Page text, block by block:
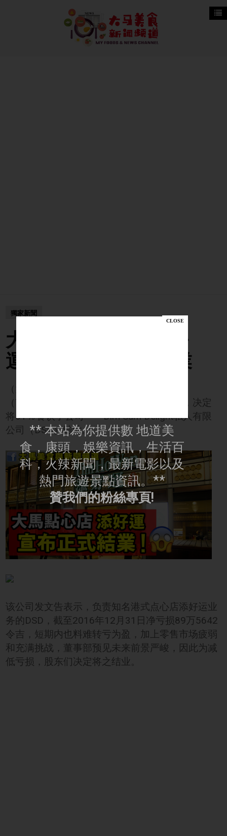
獨家新聞
大馬港式點心店「添好
運」虧損 股東決定結業
（大馬美食與新聞頻道3日訊）德健
（TEXCHEM,8702,主板贸服组）不堪亏损，决定
将51％餐饮子公司－－Dim Sum Delight私人有限
公司（DSD）结业。
该公司发文告表示，负责知名港式点心店添好运业
务的DSD，截至2016年12月31日净亏损89万5642
令吉，短期内也料难转亏为盈，加上零售市场疲弱
和充满挑战，董事部预见未来前景严峻，因此为减
低亏损，股东们决定将之结业。
** 本站為你提供數 地道美
食，康頭，娛樂資訊，生活百
科，火辣新聞，最新電影以及
熱門旅遊景點資訊。**
贊我們的粉絲專頁!